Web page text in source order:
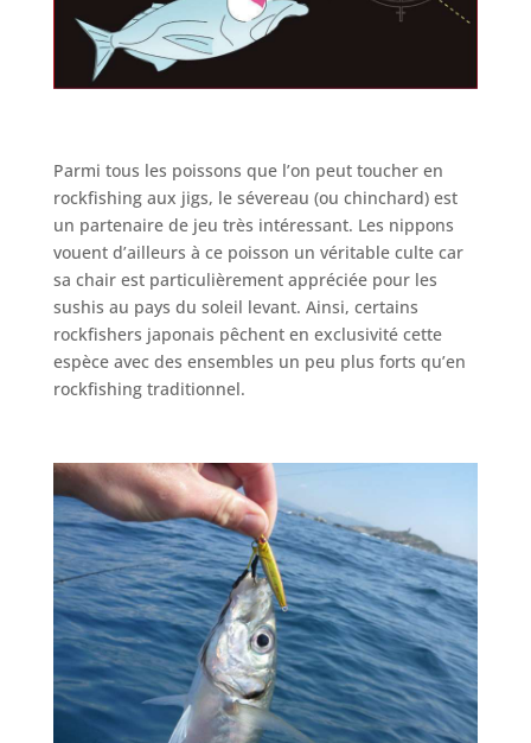
Parmi tous les poissons que l’on peut toucher en
rockfishing aux jigs, le sévereau (ou chinchard) est
un partenaire de jeu très intéressant. Les nippons
vouent d’ailleurs à ce poisson un véritable culte car
sa chair est particulièrement appréciée pour les
sushis au pays du soleil levant. Ainsi, certains
rockfishers japonais pêchent en exclusivité cette
espèce avec des ensembles un peu plus forts qu’en
rockfishing traditionnel.